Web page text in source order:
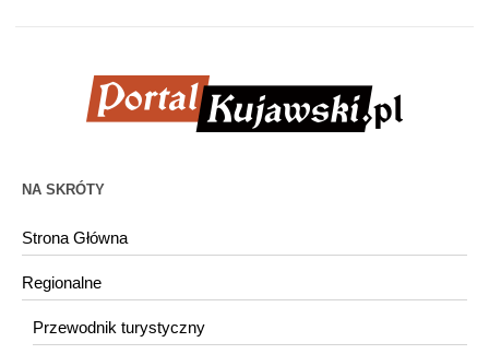
NA SKRÓTY
Strona Główna
Regionalne
Przewodnik turystyczny